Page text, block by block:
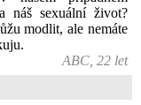
náš sexuální život?
modlit, ale nemáte
ABC, 22 let